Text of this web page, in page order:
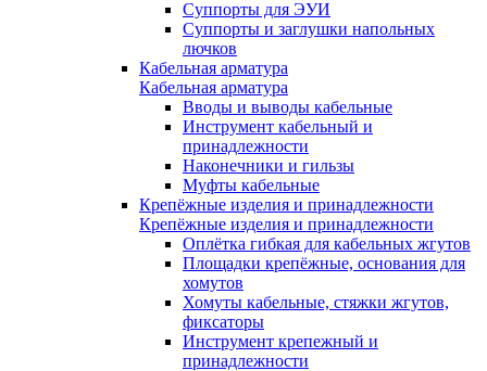
Суппорты для ЭУИ
Суппорты и заглушки напольных
лючков
Кабельная арматура
Кабельная арматура
Вводы и выводы кабельные
Инструмент кабельный и
принадлежности
Наконечники и гильзы
Муфты кабельные
Крепёжные изделия и принадлежности
Крепёжные изделия и принадлежности
Оплётка гибкая для кабельных жгутов
Площадки крепёжные, основания для
хомутов
Хомуты кабельные, стяжки жгутов,
фиксаторы
Инструмент крепежный и
принадлежности